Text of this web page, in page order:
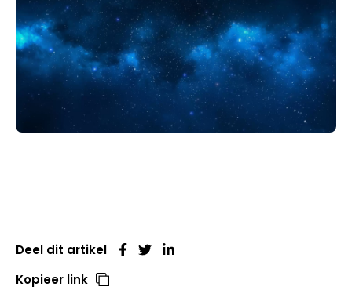
Deel dit artikel
Kopieer link